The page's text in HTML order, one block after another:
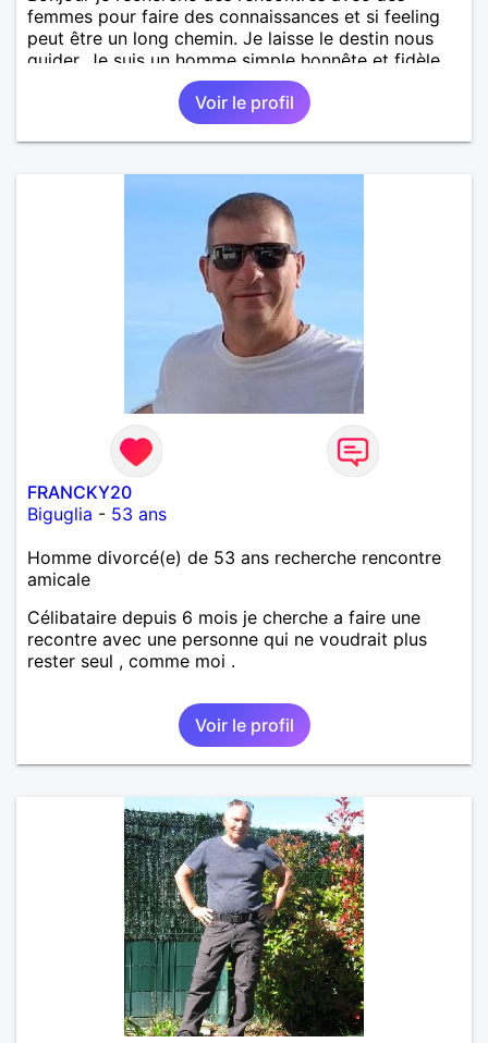
femmes pour faire des connaissances et si feeling
peut être un long chemin. Je laisse le destin nous
guider. Je suis un homme simple honnête et fidèle.
Voir le profil
FRANCKY20
Biguglia - 53 ans
Homme divorcé(e) de 53 ans recherche rencontre
amicale
Célibataire depuis 6 mois je cherche a faire une
recontre avec une personne qui ne voudrait plus
rester seul , comme moi .
Voir le profil